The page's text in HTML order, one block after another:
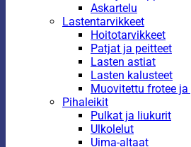
Askartelu
Lastentarvikkeet
Hoitotarvikkeet
Patjat ja peitteet
Lasten astiat
Lasten kalusteet
Muovitettu frotee
Pihaleikit
Pulkat ja liukurit
Ulkolelut
Uima-altaat